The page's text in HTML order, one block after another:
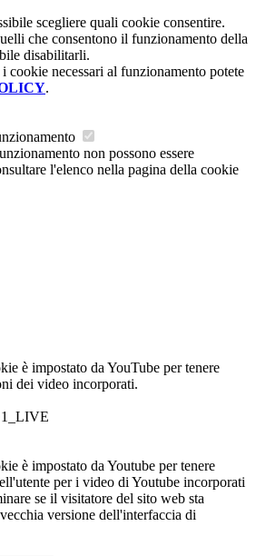
scegliere quali cookie consentire.
che consentono il funzionamento della
disabilitarli.
cookie necessari al funzionamento potete
.
non possono essere
l'elenco nella pagina della cookie
è impostato da YouTube per tenere
dei video incorporati.
è impostato da Youtube per tenere
per i video di Youtube incorporati
se il visitatore del sito web sta
versione dell'interfaccia di